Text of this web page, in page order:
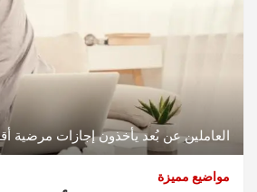
العاملين عن بُعد يأخذون إجازات مرضية
مواضيع مميزة